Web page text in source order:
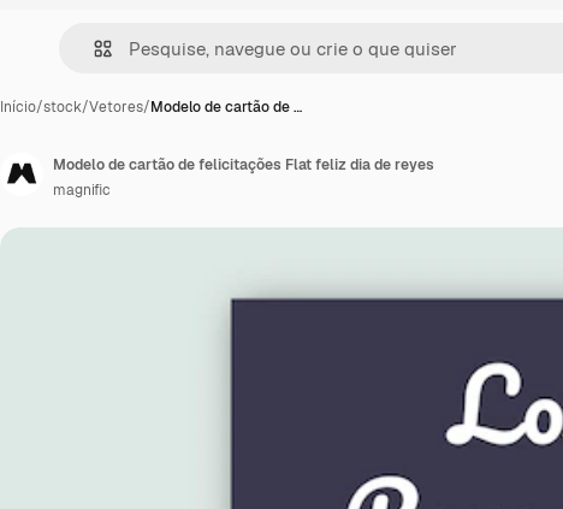
Início/stock/Vetores/Modelo de cartão de …
Modelo de cartão de felicitações Flat feliz dia de reyes
magnific